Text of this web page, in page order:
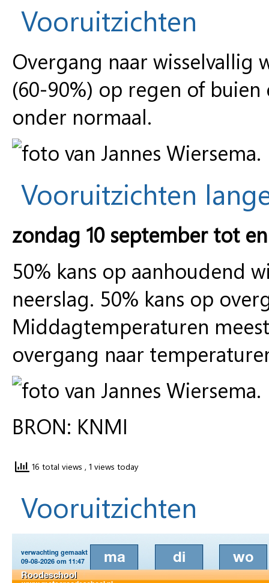
Vooruitzichten
Overgang naar wisselvallig
(60-90%) op regen of
onder normaal.
Vooruitzichten
zondag 10 september tot
50% kans op aanhoudend
neerslag. 50% kans op
Middagtemperaturen
overgang naar
BRON: KNMI
16 total views , 1 views today
Vooruitzichten